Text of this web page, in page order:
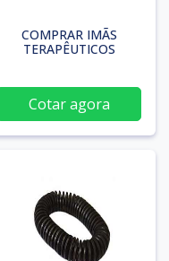
COMPRAR IMÃS
TERAPÊUTICOS
Cotar agora